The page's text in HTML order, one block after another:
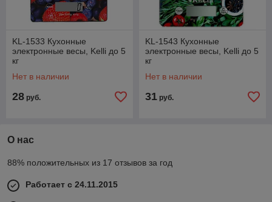
KL-1533 Кухонные
электронные весы, Kelli до 5
кг
Нет в наличии
28 руб.
KL-1543 Кухонные
электронные весы, Kelli до 5
кг
Нет в наличии
31 руб.
О нас
88% положительных из 17 отзывов за год
Работает с 24.11.2015